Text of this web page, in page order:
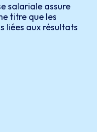
salariale assure
titre que les
liées aux résultats